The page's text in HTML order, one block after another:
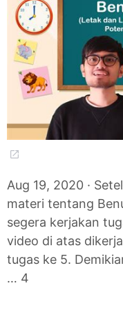
Aug 19, 2020 ·
materi tentang
segera kerjakan
video di atas
tugas ke 5.
… 4